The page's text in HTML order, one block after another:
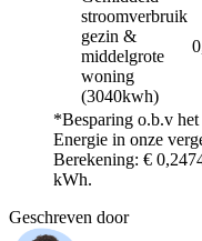
stroomverbruik
gezin &
middelgrote
woning
(3040kwh)
*Besparing o.b.v
Energie in onze
Berekening: €
kWh.
Geschreven door